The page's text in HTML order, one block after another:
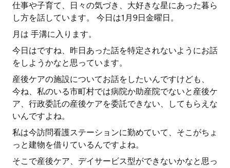
仕事や子育て、日々の気づき、大好きな星にあった暮ら
し方を話しています。 今日は1月9日金曜日。
月は 手溝に入ります。
今日はですね、昨日あった話を特定されないようにお話
をしようかなと思っています。
産後ケアの施設についてお話をしたいんですけども、
今ね、私のいる市町村では病院か助産院でないと産後ケ
ア、行政委託の産後ケアを委託できない、してもらえな
いんですよね。
私は今訪問看護ステーションに勤めていて、そこがちょ
っと建物を借りているんですよね。
そこで産後ケア、デイサービス型ができないかなと思っ